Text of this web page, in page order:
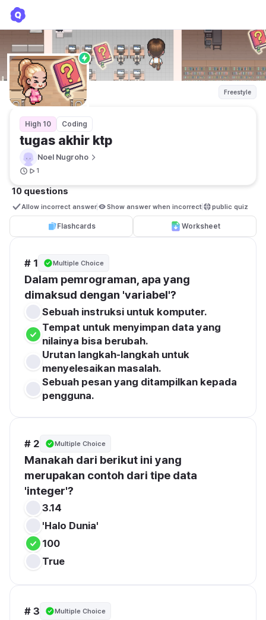
Freestyle
High 10 Coding
tugas akhir ktp
Noel Nugroho
1
10 questions
Allow incorrect answer Show answer when incorrect public quiz
Flashcards Worksheet
# 1 Multiple Choice
Dalam pemrograman, apa yang
dimaksud dengan 'variabel'?
Sebuah instruksi untuk komputer.
Tempat untuk menyimpan data yang
nilainya bisa berubah.
Urutan langkah-langkah untuk
menyelesaikan masalah.
Sebuah pesan yang ditampilkan kepada
pengguna.
# 2 Multiple Choice
Manakah dari berikut ini yang
merupakan contoh dari tipe data
'integer'?
3.14
'Halo Dunia'
100
True
# 3 Multiple Choice